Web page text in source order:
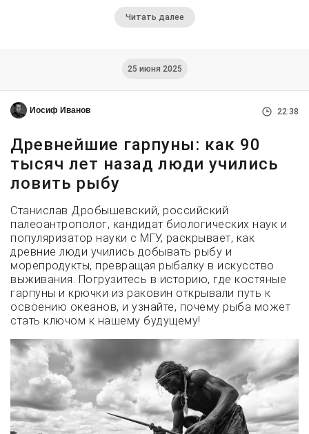
Читать далее
25 июня 2025
Иосиф Иванов 22:38
Древнейшие гарпуны: как 90
тысяч лет назад люди учились
ловить рыбу
Станислав Дробышевский, российский
палеоантрополог, кандидат биологических наук и
популяризатор науки с МГУ, раскрывает, как
древние люди учились добывать рыбу и
морепродукты, превращая рыбалку в искусство
выживания. Погрузитесь в историю, где костяные
гарпуны и крючки из раковин открывали путь к
освоению океанов, и узнайте, почему рыба может
стать ключом к нашему будущему!